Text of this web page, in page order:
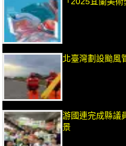
北臺灣劃設颱
游國連完成縣
景